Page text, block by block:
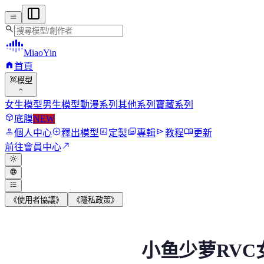
menu
search
MiaoYin
home首頁
view_in_ar模型
expand_more
女生模型男生模型動漫系列 其他系列 寶藏系列
deployed_code底膜NEW
person個人中心add_circle釋出模型assessment定製photo_library專輯send教程menu_book更新
前往會員中心north_east
light_mode
language
format_list_bulleted
《使用者協議》 《隱私政策》
模型背景 該RVC模型來自網絡，
小鱼少萝RVC